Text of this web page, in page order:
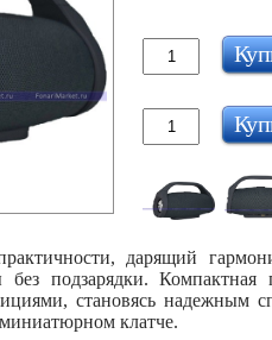
дарящий
подзарядки. Компактная
становясь надежным
клатче.